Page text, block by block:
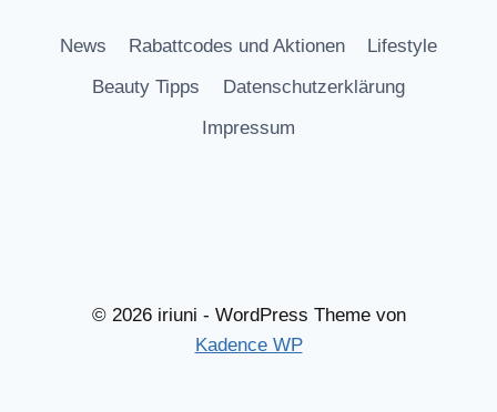
News Rabattcodes und Aktionen
Lifestyle
Beauty Tipps
Datenschutzerklärung
Impressum
© 2026 iriuni - WordPress Theme von
Kadence WP